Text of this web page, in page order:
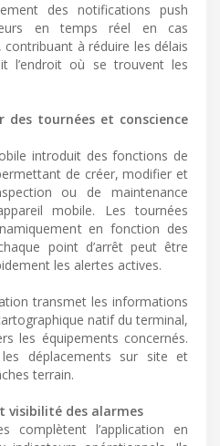
des notifications push
en temps réel en cas
contribuant à réduire les délais
l’endroit où se trouvent les
des tournées et conscience
introduit des fonctions de
de créer, modifier et
ou de maintenance
mobile. Les tournées
en fonction des
point d’arrêt peut être
les alertes actives.
transmet les informations
natif du terminal,
les équipements concernés.
déplacements sur site et
terrain.
visibilité des alarmes
complètent l’application en